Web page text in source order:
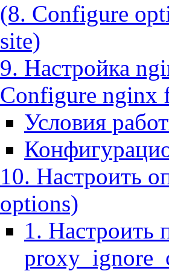
(8. Configure
site)
9. Настройка
Configure nginx
Условия
10. Настроить
options)
1. Настроить